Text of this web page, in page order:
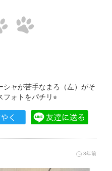
シャが苦手なまろ（左）がそ
ォトをパチリ⭐︎
3年前